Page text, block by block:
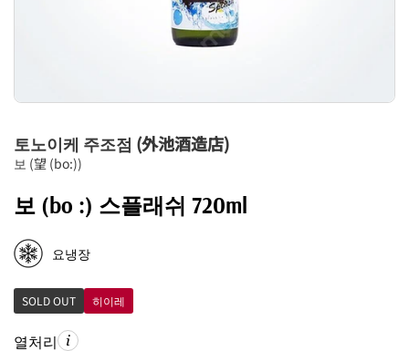
토노이케 주조점 (外池酒造店)
보 (望 (bo:))
보 (bo :) 스플래쉬 720ml
요냉장
SOLD OUT 히이레
열처리